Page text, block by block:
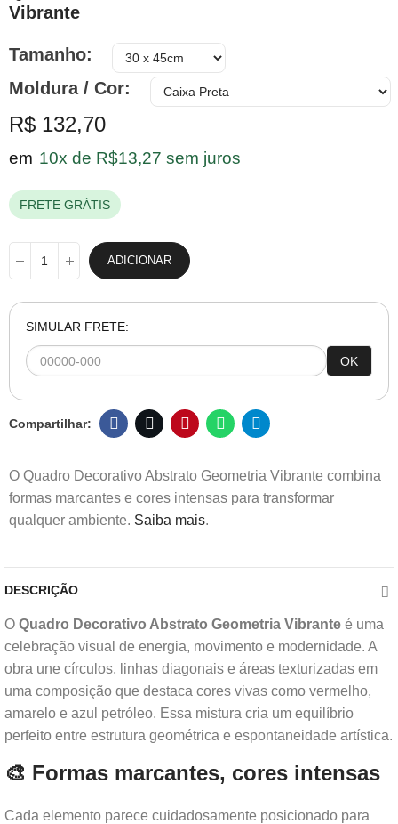
Vibrante
Tamanho
Moldura / Cor
R$ 132,70
em 10x de R$13,27 sem juros
FRETE GRÁTIS
ADICIONAR
SIMULAR FRETE:
OK
O Quadro Decorativo Abstrato Geometria Vibrante combina
formas marcantes e cores intensas para transformar
qualquer ambiente. Saiba mais.
DESCRIÇÃO
O Quadro Decorativo Abstrato Geometria Vibrante é uma
celebração visual de energia, movimento e modernidade. A
obra une círculos, linhas diagonais e áreas texturizadas em
uma composição que destaca cores vivas como vermelho,
amarelo e azul petróleo. Essa mistura cria um equilíbrio
perfeito entre estrutura geométrica e espontaneidade artística.
🎨 Formas marcantes, cores intensas
Cada elemento parece cuidadosamente posicionado para